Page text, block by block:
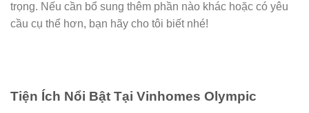
trọng. Nếu cần bổ sung thêm phần nào khác hoặc có yêu
cầu cụ thể hơn, bạn hãy cho tôi biết nhé!
Tiện Ích Nổi Bật Tại Vinhomes Olympic